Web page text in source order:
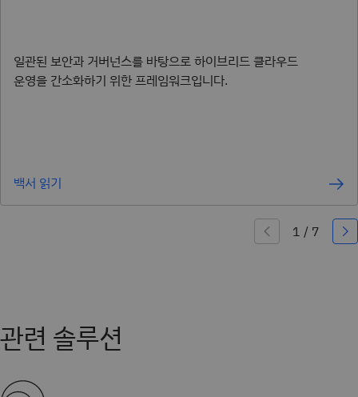
일관된 보안과 거버넌스를 바탕으로 하이브리드 클라우드
운영을 간소화하기 위한 프레임워크입니다.
백서 읽기